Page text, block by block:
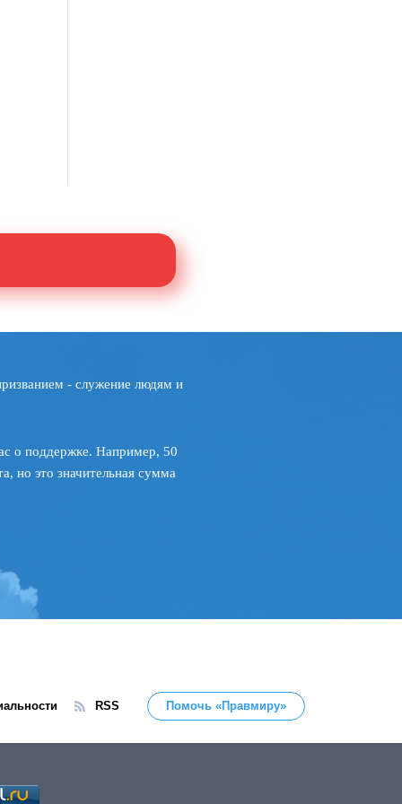
- служение людям и
о поддержке. Например, 50
но это значительная сумма
RSS Помочь «Правмиру»